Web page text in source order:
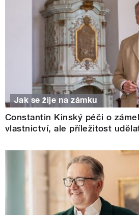
Jak se žije na zámku
Constantin Kinský péči o
vlastnictví, ale příležitost